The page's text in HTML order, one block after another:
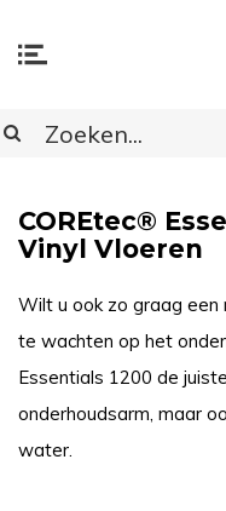
COREtec®
Vinyl Vloeren
Wilt u ook zo graag een
te wachten op het
Essentials 1200 de
onderhoudsarm, maar
water.